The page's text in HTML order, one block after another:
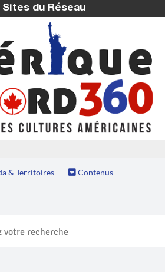
Sites du Réseau
& Territoires Contenus